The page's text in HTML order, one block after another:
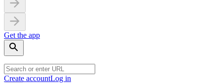
Get the app
Create accountLog in